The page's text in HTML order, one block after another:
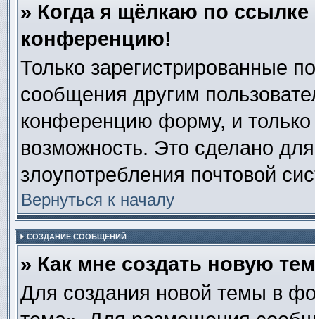
» Когда я щёлкаю по
конференцию!
Только зарегистрированные
сообщения другим
конференцию форму, и
возможность. Это сделано
злоупотребления почтовой
Вернуться к началу
СОЗДАНИЕ СООБЩЕНИЙ
» Как мне создать новую
Для создания новой темы в